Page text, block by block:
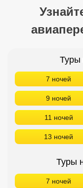
Туры
7 ночей
9 ночей
11 ночей
13 ночей
Туры
7 ночей